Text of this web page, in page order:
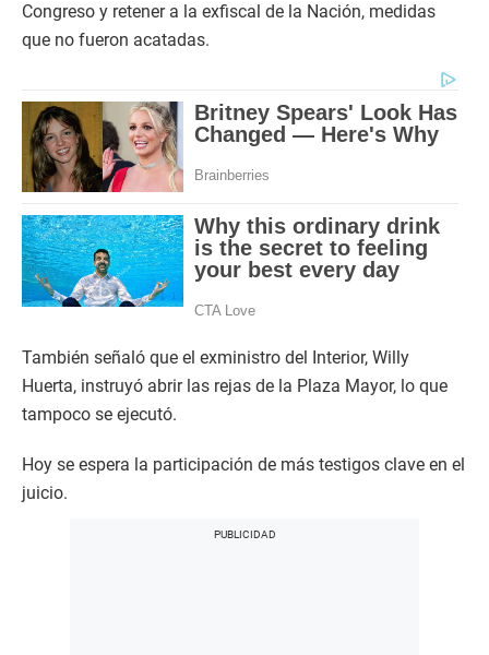
Congreso y retener a la exfiscal de la Nación, medidas
que no fueron acatadas.
También señaló que el exministro del Interior, Willy
Huerta, instruyó abrir las rejas de la Plaza Mayor, lo que
tampoco se ejecutó.
Hoy se espera la participación de más testigos clave en el
juicio.